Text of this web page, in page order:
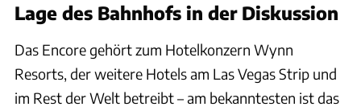
Lage des Bahnhofs in der Diskussion
Das Encore gehört zum Hotelkonzern Wynn
Resorts, der weitere Hotels am Las Vegas Strip und
im Rest der Welt betreibt – am bekanntesten ist das